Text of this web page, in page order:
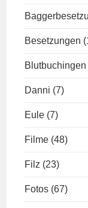
Besetzungen
Blutbuchingen
Danni (7)
Eule (7)
Filme (48)
Filz (23)
Fotos (67)